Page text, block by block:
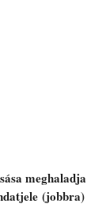
meghaladja
(jobbra)